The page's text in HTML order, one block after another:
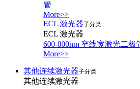
管
More>>
ECL 激光器子分类
ECL 激光器
600-800nm 窄线宽激光二极
More>>
其他连续激光器子分类
其他连续激光器